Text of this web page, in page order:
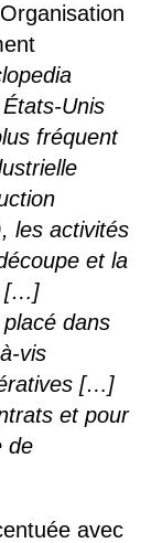
Unis
fréquent
les activités
et la
[…]
dans
vis
[…]
et pour
de
avec